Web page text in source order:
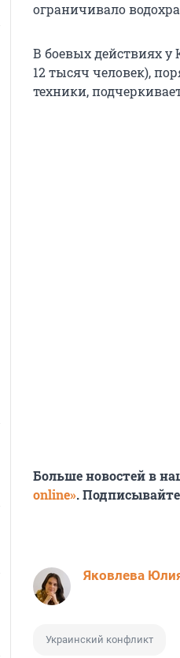
ограничивало
В боевых действиях у
12 тысяч человек),
техники,
Больше новостей в
online».
Яковлева
Украинский конфликт